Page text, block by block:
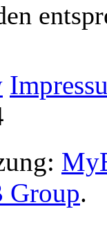
.